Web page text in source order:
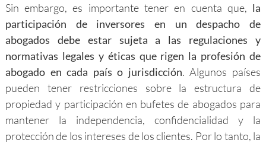
Sin embargo, es importante tener en cuenta que, la
participación de inversores en un despacho de
abogados debe estar sujeta a las regulaciones y
normativas legales y éticas que rigen la profesión de
abogado en cada país o jurisdicción. Algunos países
pueden tener restricciones sobre la estructura de
propiedad y participación en bufetes de abogados para
mantener la independencia, confidencialidad y la
protección de los intereses de los clientes. Por lo tanto, la